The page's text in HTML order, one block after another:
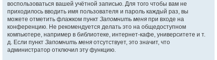
воспользоваться вашей учётной записью. Для того чтобы вам не
приходилось вводить имя пользователя и пароль каждый раз, вы
можете отметить флажком пункт Запомнить меня при входе на
конференцию. Не рекомендуется делать это на общедоступном
компьютере, например в библиотеке, интернет-кафе, университете и т.
д. Если пункт Запомнить меня отсутствует, это значит, что
администратор отключил эту функцию.